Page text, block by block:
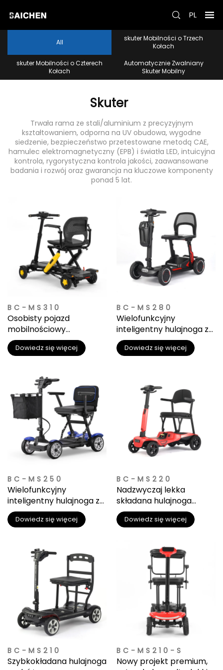
PL
Wszystkie
skuter Mobilności o Trzech
Kołach
skuter Mobilności o Czterech
Kołach
Automatycznie Zwalniany
Skuter Mobilny
Skuter
Trwała rama ze stali/aluminium z precyzyjnym
kształtowaniem, odporna na UV obudowa, wygodne
siedzenie, bezpieczeństwo przetestowane metodą CAE,
hamulec elektromagnetyczny (EPB) i światła LED, intuicyjna
kontrola, rygorystyczna kontrola jakości, zaawansowane
badania i rozwój oraz gwarancja na kluczowe komponenty
ponad 5 lat.
BC-MS310
Osobisty pojazd
mobilnościowy
automatycznie składany,
przeznaczony do terenu
Dowiedz się więcej
BC-MS280
Wielofunkcyjny
inteligentny hulajnoga z
diodami LED i koszykiem
na przechowywanie
Dowiedz się więcej
BC-MS250
Wielofunkcyjny
inteligentny hulajnoga z
diodami LED i koszykiem
na przechowywanie
Dowiedz się więcej
BC-MS220
Nadzwyczaj lekka
składana hulajnoga
ułatwiająca kompaktowe
przechowywanie
Dowiedz się więcej
BC-MS210
Szybkokładana hulajnoga
BC-MS210-S
Nowy projekt premium,